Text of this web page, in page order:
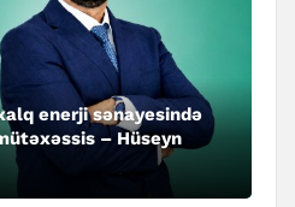
enerji sənayesində
– Hüseyn